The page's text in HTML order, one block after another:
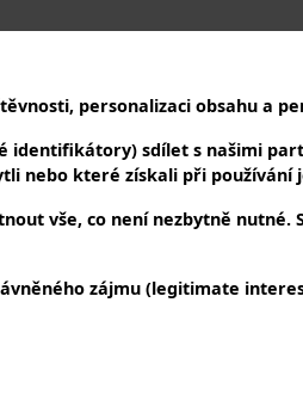
personalizaci obsahu a
identifikátory) sdílet s našimi
nebo které získali při používání
vše, co není nezbytně nutné.
zájmu (legitimate